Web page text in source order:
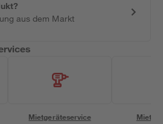
aus dem Markt
Mietgeräteservice